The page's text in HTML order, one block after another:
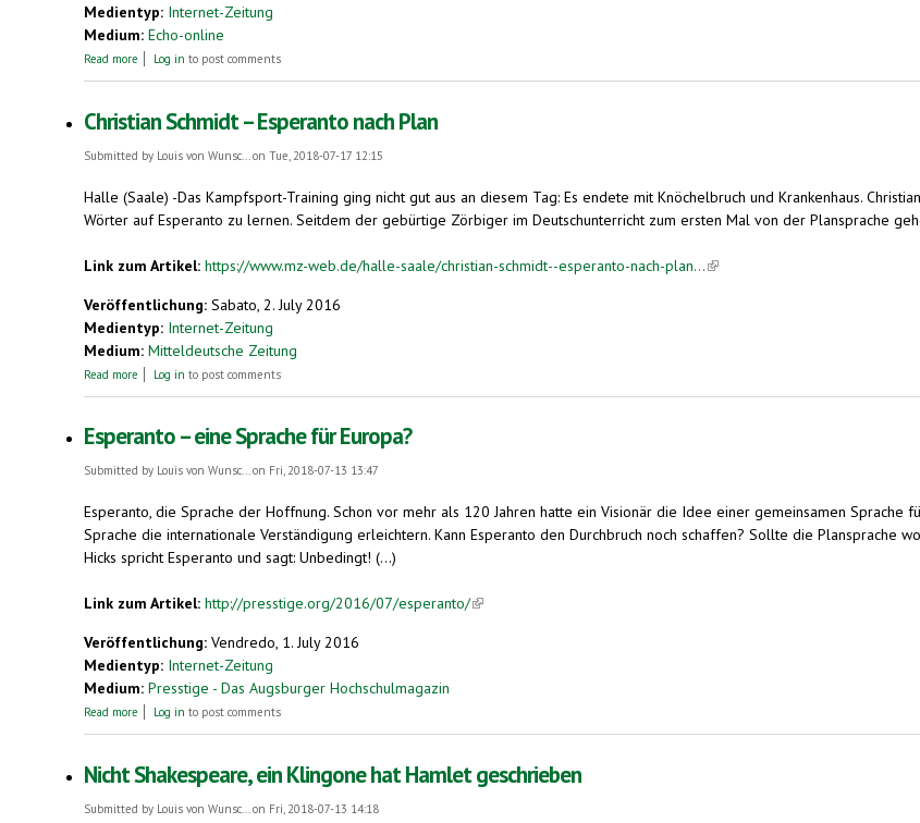
Medientyp: Internet-Zeitung
Medium: Echo-online
Read more about Geschmack von Basilikum bis Gurke
Log in to post comments
Christian Schmidt – Esperanto nach Plan
Submitted by Louis von Wunsc... on Tue, 2018-07-17 12:15
Halle (Saale) -Das Kampfsport-Training ging nicht gut aus an diesem Tag: Es endete mit Knöchelbruch und Krankenhaus.
Wörter auf Esperanto zu lernen. Seitdem der gebürtige Zörbiger im Deutschunterricht zum ersten Mal von der Plansprache
Link zum Artikel: https://www.mz-web.de/halle-saale/christian-schmidt--esperanto-nach-plan...(link is external)
Veröffentlichung: Sabato, 2. July 2016
Medientyp: Internet-Zeitung
Medium: Mitteldeutsche Zeitung
Read more about Christian Schmidt – Esperanto nach Plan
Log in to post comments
Esperanto – eine Sprache für Europa?
Submitted by Louis von Wunsc...on Fri, 2018-07-13 13:47
Esperanto, die Sprache der Hoffnung. Schon vor mehr als 120 Jahren hatte ein Visionär die Idee einer gemeinsamen Sprache
Sprache die internationale Verständigung erleichtern. Kann Esperanto den Durchbruch noch schaffen? Sollte die Plansprache
Hicks spricht Esperanto und sagt: Unbedingt! (...)
Link zum Artikel: http://presstige.org/2016/07/esperanto/(link is external)
Veröffentlichung: Vendredo, 1. July 2016
Medientyp: Internet-Zeitung
Medium: Presstige - Das Augsburger Hochschulmagazin
Read more about Esperanto – eine Sprache für Europa?
Log in to post comments
Nicht Shakespeare, ein Klingone hat Hamlet geschrieben
Submitted by Louis von Wunsc...on Fri, 2018-07-13 14:18